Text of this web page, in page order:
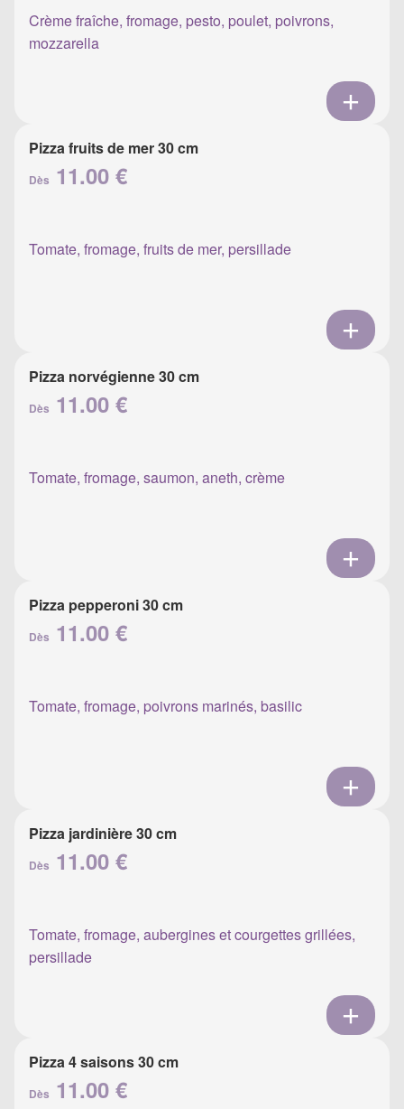
Crème fraîche, fromage, pesto, poulet, poivrons,
mozzarella
Pizza fruits de mer 30 cm
Dès 11.00 €
Tomate, fromage, fruits de mer, persillade
Pizza norvégienne 30 cm
Dès 11.00 €
Tomate, fromage, saumon, aneth, crème
Pizza pepperoni 30 cm
Dès 11.00 €
Tomate, fromage, poivrons marinés, basilic
Pizza jardinière 30 cm
Dès 11.00 €
Tomate, fromage, aubergines et courgettes grillées,
persillade
Pizza 4 saisons 30 cm
Dès 11.00 €